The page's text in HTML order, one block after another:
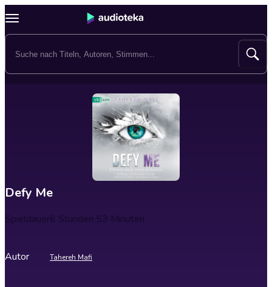
Defy Me
Spieldauer6 Stunden 53 Minuten
Autor Tahereh Mafi